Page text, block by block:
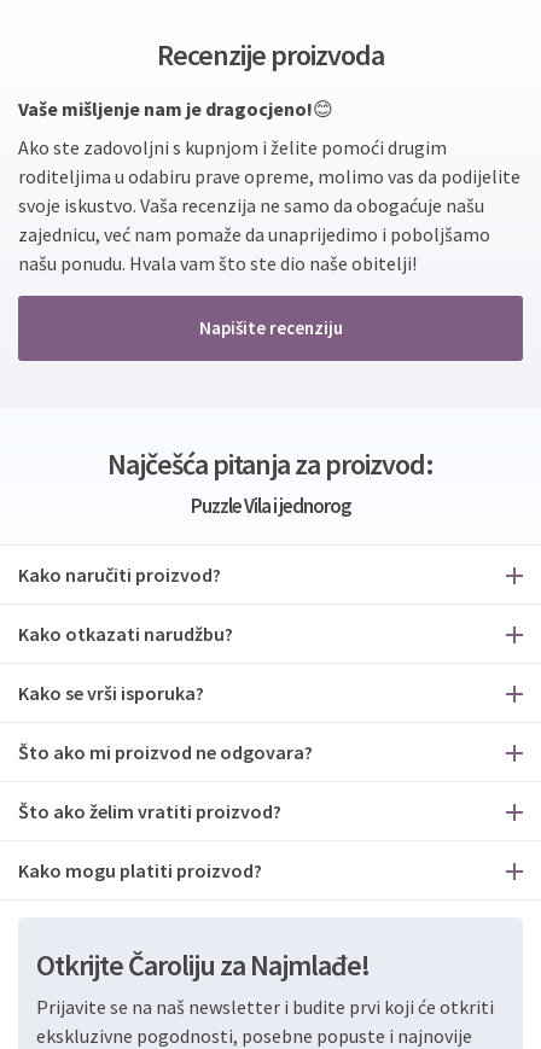
Recenzije proizvoda
Vaše mišljenje nam je dragocjeno!😊
Ako ste zadovoljni s kupnjom i želite pomoći drugim
roditeljima u odabiru prave opreme, molimo vas da podijelite
svoje iskustvo. Vaša recenzija ne samo da obogaćuje našu
zajednicu, već nam pomaže da unaprijedimo i poboljšamo
našu ponudu. Hvala vam što ste dio naše obitelji!
Napišite recenziju
Najčešća pitanja za proizvod:
Puzzle Vila i jednorog
Kako naručiti proizvod?
Kako otkazati narudžbu?
Kako se vrši isporuka?
Što ako mi proizvod ne odgovara?
Što ako želim vratiti proizvod?
Kako mogu platiti proizvod?
Otkrijte Čaroliju za Najmlađe!
Prijavite se na naš newsletter i budite prvi koji će otkriti
ekskluzivne pogodnosti, posebne popuste i najnovije